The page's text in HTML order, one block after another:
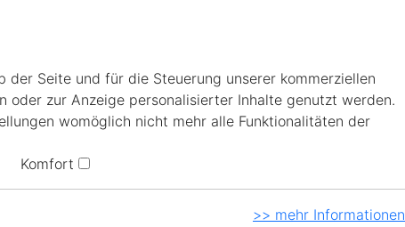
der Seite und für die Steuerung unserer kommerziellen
oder zur Anzeige personalisierter Inhalte genutzt werden.
womöglich nicht mehr alle Funktionalitäten der
Komfort
>> mehr Informationen